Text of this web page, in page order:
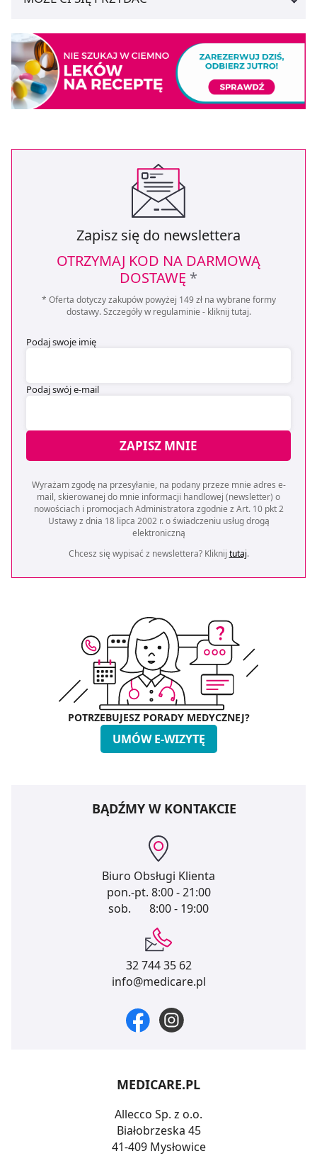
Zapisz się do newslettera
OTRZYMAJ KOD NA DARMOWĄ
DOSTAWĘ *
* Oferta dotyczy zakupów powyżej 149 zł na wybrane formy
dostawy. Szczegóły w regulaminie - kliknij tutaj.
Podaj swoje imię
Podaj swój e-mail
ZAPISZ MNIE
Wyrażam zgodę na przesyłanie, na podany przeze mnie adres e-
mail, skierowanej do mnie informacji handlowej (newsletter) o
nowościach i promocjach Administratora zgodnie z Art. 10 pkt 2
Ustawy z dnia 18 lipca 2002 r. o świadczeniu usług drogą
elektroniczną
Chcesz się wypisać z newslettera? Kliknij tutaj.
POTRZEBUJESZ PORADY MEDYCZNEJ?
UMÓW E-WIZYTĘ
BĄDŹMY W KONTAKCIE
Biuro Obsługi Klienta
pon.-pt. 8:00 - 21:00
sob.
8:00 - 19:00
32 744 35 62
info@medicare.pl
MEDICARE.PL
Allecco Sp. z o.o.
Białobrzeska 45
41-409 Mysłowice